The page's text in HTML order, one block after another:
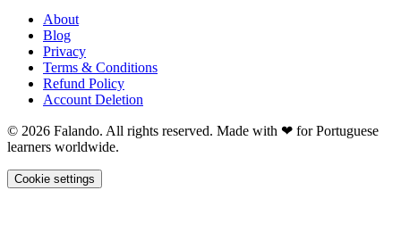
About
Blog
Privacy
Terms & Conditions
Refund Policy
Account Deletion
© 2026 Falando. All rights reserved. Made with ❤ for Portuguese
learners worldwide.
Cookie settings